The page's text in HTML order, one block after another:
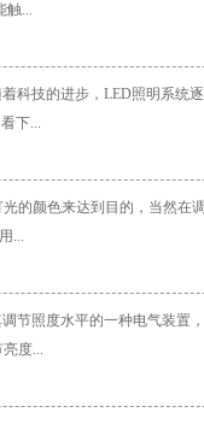
触...
科技的进步，LED照明系统
下...
的颜色来达到目的，当然在
...
节照度水平的一种电气装置
度...